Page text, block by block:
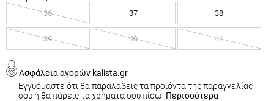
36 37 38
39 40 41
Ασφάλεια αγορών kalista.gr
Εγγυόμαστε ότι θα παραλάβεις τα προϊόντα της παραγγελίας
σου ή θα πάρεις τα χρήματα σου πίσω. Περισσότερα